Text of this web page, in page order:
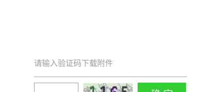
请输入验证码下载附件